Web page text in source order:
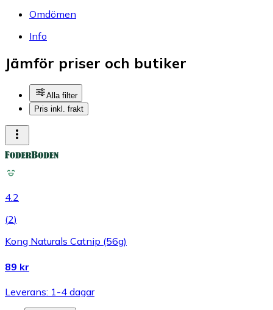
Omdömen
Info
Jämför priser och butiker
Alla filter
Pris inkl. frakt
4.2
(2)
Kong Naturals Catnip (56g)
89 kr
Leverans: 1-4 dagar